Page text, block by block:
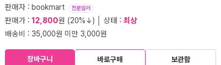
판매자 : bookmart 전문셀러
판매가 : 12,800원 (20%↓) │ 상태 : 최상
배송비 : 35,000원 미만 3,000원
장바구니 바로구매 보관함